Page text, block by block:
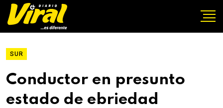
SUR
Conductor en presunto
estado de ebriedad